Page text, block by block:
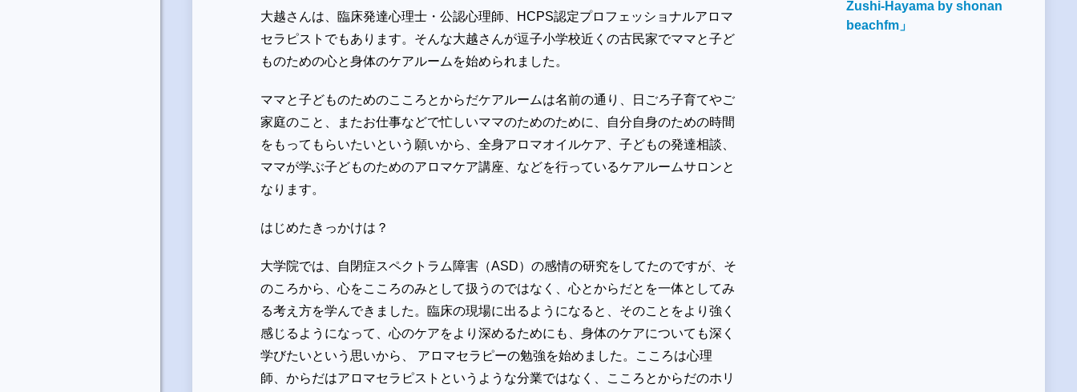
大越さんは、臨床発達心理士・公認心理師、HCPS認定プロフェッショナルアロマ
セラピストでもあります。そんな大越さんが逗子小学校近くの古民家でママと子ど
ものための心と身体のケアルームを始められました。
ママと子どものためのこころとからだケアルームは名前の通り、日ごろ子育てやご
家庭のこと、またお仕事などで忙しいママのためのために、自分自身のための時間
をもってもらいたいという願いから、全身アロマオイルケア、子どもの発達相談、
ママが学ぶ子どものためのアロマケア講座、などを行っているケアルームサロンと
なります。
はじめたきっかけは？
大学院では、自閉症スペクトラム障害（ASD）の感情の研究をしてたのですが、そ
のころから、心をこころのみとして扱うのではなく、心とからだとを一体としてみ
る考え方を学んできました。臨床の現場に出るようになると、そのことをより強く
感じるようになって、心のケアをより深めるためにも、身体のケアについても深く
学びたいという思いから、 アロマセラピーの勉強を始めました。こころは心理
師、からだはアロマセラピストというような分業ではなく、こころとからだのホリ
Zushi-Hayama by shonan
beachfm」